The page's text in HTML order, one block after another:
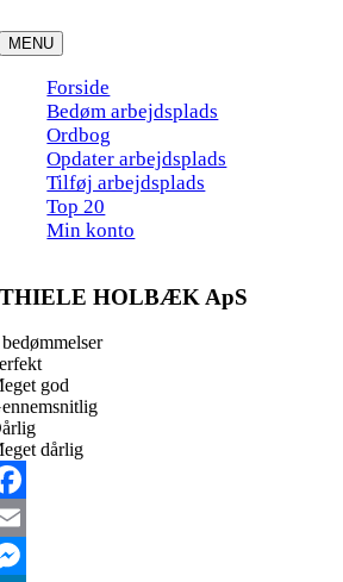
to
content
MENU
Forside
Bedøm arbejdsplads
Ordbog
Opdater arbejdsplads
Tilføj arbejdsplads
Top 20
Min konto
THIELE HOLBÆK ApS
god
dårlig